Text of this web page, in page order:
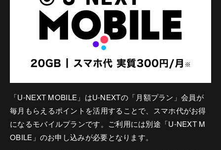
「U-NEXT MOBILE」はU-NEXTの「月額プラン」会員が
毎月もらえるポイントを活用することで、スマホ代がお得
になるモバイルプランです。ご利用には別途「U-NEXT M
OBILE」のお申し込みが必要となります。